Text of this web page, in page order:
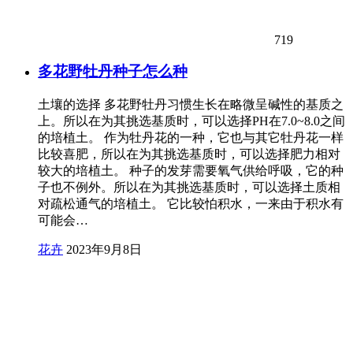
719
多花野牡丹种子怎么种
土壤的选择 多花野牡丹习惯生长在略微呈碱性的基质之
上。所以在为其挑选基质时，可以选择PH在7.0~8.0之间
的培植土。 作为牡丹花的一种，它也与其它牡丹花一样
比较喜肥，所以在为其挑选基质时，可以选择肥力相对
较大的培植土。 种子的发芽需要氧气供给呼吸，它的种
子也不例外。所以在为其挑选基质时，可以选择土质相
对疏松通气的培植土。 它比较怕积水，一来由于积水有
可能会…
花卉 2023年9月8日